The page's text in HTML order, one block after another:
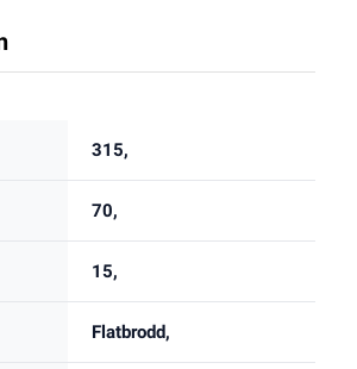
315,
70,
15,
Flatbrodd,